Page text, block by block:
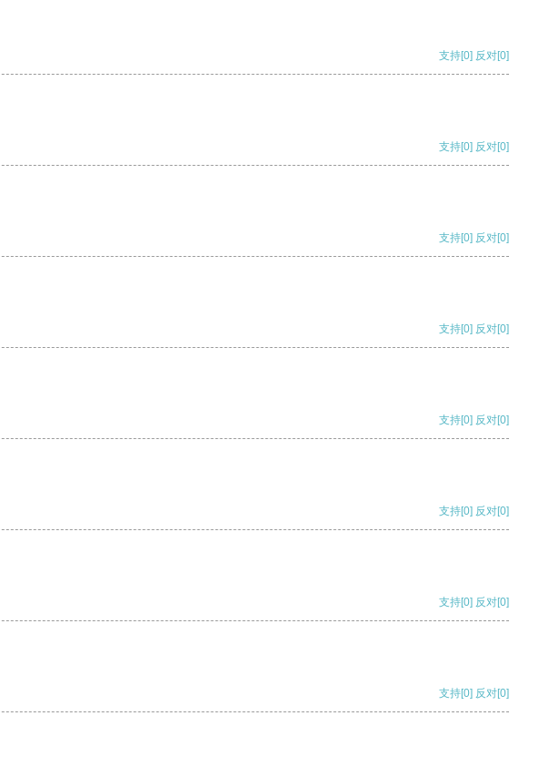
支持[0] 反对[0]
支持[0] 反对[0]
支持[0] 反对[0]
支持[0] 反对[0]
支持[0] 反对[0]
支持[0] 反对[0]
支持[0] 反对[0]
支持[0] 反对[0]